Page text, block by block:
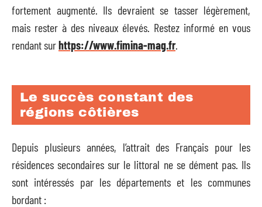
fortement augmenté. Ils devraient se tasser légèrement,
mais rester à des niveaux élevés. Restez informé en vous
rendant surhttps://www.fimina-mag.fr.
Le succès constant des
régions côtières
Depuis plusieurs années, l’attrait des Français pour les
résidences secondaires sur le littoral ne se dément pas. Ils
sont intéressés par les départements et les communes
bordant :